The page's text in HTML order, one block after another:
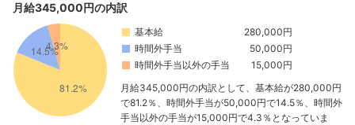
月給345,000円の内訳
基本給
280,000円
時間外手当
50,000円
時間外手当以外の手当
15,000円
月給345,000円の内訳として、基本給が280,000円
で81.2％、時間外手当が50,000円で14.5％、時間外
手当以外の手当が15,000円で4.3％となっていま